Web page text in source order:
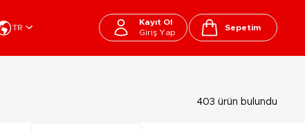
TR
Kayıt Ol
Giriş Yap
Cart
Sepetim
403 ürün bulundu